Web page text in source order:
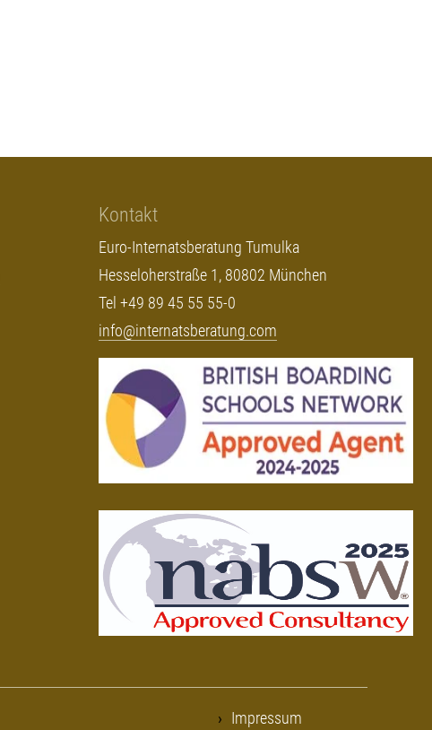
Kontakt
Euro-Internatsberatung Tumulka
Hesseloherstraße 1, 80802 München
Tel +49 89 45 55 55-0
info@internatsberatung.com
Impressum